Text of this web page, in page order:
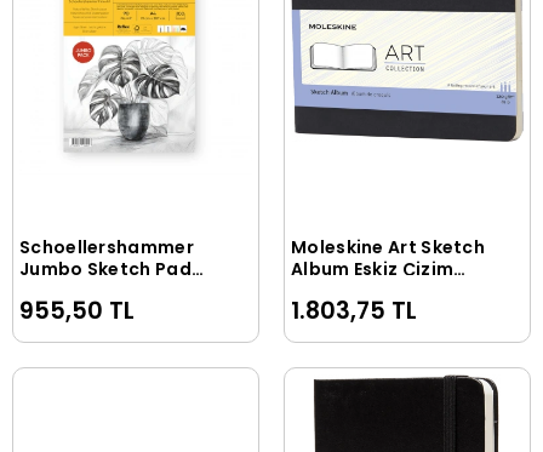
Sepete Ekle
Schoellershammer
Jumbo Sketch Pad
90 gr. A4 100 Yaprak
955,50 TL
Sepete Ekle
Moleskine Art Sketch
Album Eskiz Çizim
gr. 88 Sayfa Siyah
1.803,75 TL